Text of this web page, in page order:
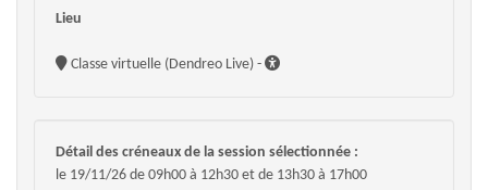
Lieu
Classe virtuelle (Dendreo Live) -
Détail des créneaux de la session sélectionnée :
le 19/11/26 de 09h00 à 12h30 et de 13h30 à 17h00